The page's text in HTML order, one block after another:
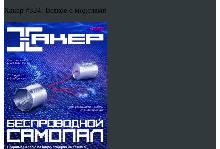
Хакер #324. Всякое с моделями